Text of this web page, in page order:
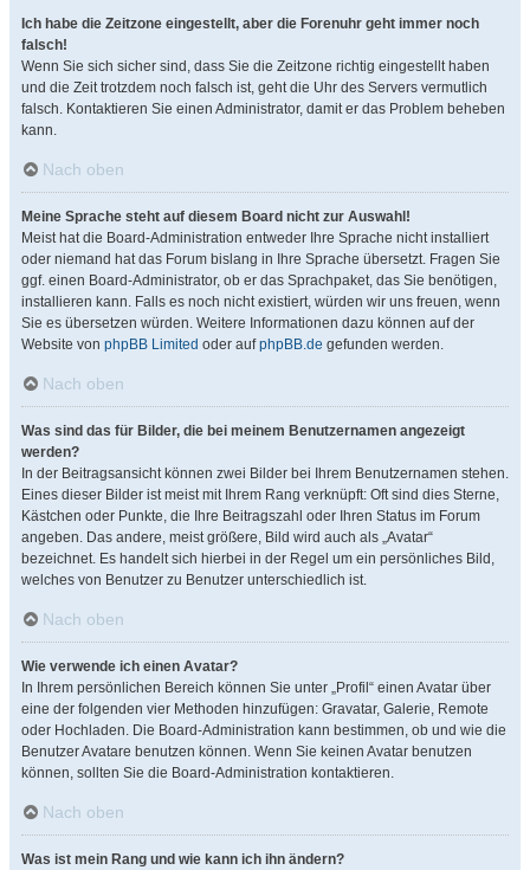
Ich habe die Zeitzone eingestellt, aber die Forenuhr geht immer noch
falsch!
Wenn Sie sich sicher sind, dass Sie die Zeitzone richtig eingestellt haben
und die Zeit trotzdem noch falsch ist, geht die Uhr des Servers vermutlich
falsch. Kontaktieren Sie einen Administrator, damit er das Problem beheben
kann.
Nach oben
Meine Sprache steht auf diesem Board nicht zur Auswahl!
Meist hat die Board-Administration entweder Ihre Sprache nicht installiert
oder niemand hat das Forum bislang in Ihre Sprache übersetzt. Fragen Sie
ggf. einen Board-Administrator, ob er das Sprachpaket, das Sie benötigen,
installieren kann. Falls es noch nicht existiert, würden wir uns freuen, wenn
Sie es übersetzen würden. Weitere Informationen dazu können auf der
Website von phpBB Limited oder aufphpBB.de gefunden werden.
Nach oben
Was sind das für Bilder, die bei meinem Benutzernamen angezeigt
werden?
In der Beitragsansicht können zwei Bilder bei Ihrem Benutzernamen stehen.
Eines dieser Bilder ist meist mit Ihrem Rang verknüpft: Oft sind dies Sterne,
Kästchen oder Punkte, die Ihre Beitragszahl oder Ihren Status im Forum
angeben. Das andere, meist größere, Bild wird auch als „Avatar“
bezeichnet. Es handelt sich hierbei in der Regel um ein persönliches Bild,
welches von Benutzer zu Benutzer unterschiedlich ist.
Nach oben
Wie verwende ich einen Avatar?
In Ihrem persönlichen Bereich können Sie unter „Profil“ einen Avatar über
eine der folgenden vier Methoden hinzufügen: Gravatar, Galerie, Remote
oder Hochladen. Die Board-Administration kann bestimmen, ob und wie die
Benutzer Avatare benutzen können. Wenn Sie keinen Avatar benutzen
können, sollten Sie die Board-Administration kontaktieren.
Nach oben
Was ist mein Rang und wie kann ich ihn ändern?